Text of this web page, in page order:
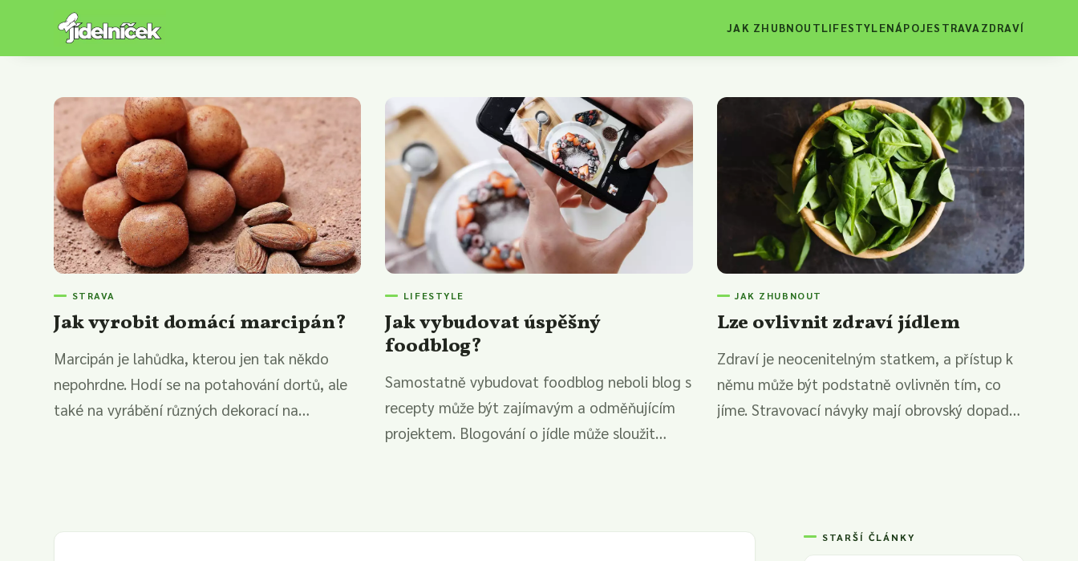
JAK ZHUBNOUTLIFESTYLENÁPOJESTRAVA ZDRAVÍ
Jak vyrobit domácí marcipán?
Marcipán je lahůdka, kterou jen tak někdo
nepohrdne. Hodí se na potahování dortů, ale
také na vyrábění různých dekorací na
STRAVA
Jak vybudovat úspěšný
foodblog?
Samostatně vybudovat foodblog neboli blog s
recepty může být zajímavým a odměňujícím
projektem. Blogování o jídle může sloužit
LIFESTYLE
Lze ovlivnit zdraví jídlem
Zdraví je neocenitelným statkem, a přístup k
němu může být podstatně ovlivněn tím, co
jíme. Stravovací návyky mají obrovský dopad
JAK ZHUBNOUT
STARŠÍ ČLÁNKY